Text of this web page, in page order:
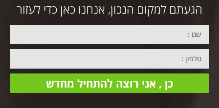
הגעתם למקום הנכון, אנחנו כאן כדי לעזור
כן , אני רוצה להתחיל מחדש